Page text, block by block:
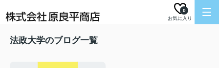
お気に入り
0
法政大学のブログ一覧